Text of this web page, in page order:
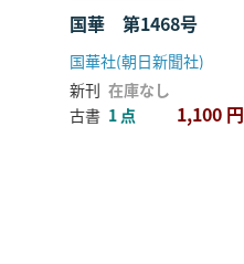
国華 第1468号
国華社(朝日新聞社)
新刊 在庫なし
古書 1 点 1,100 円